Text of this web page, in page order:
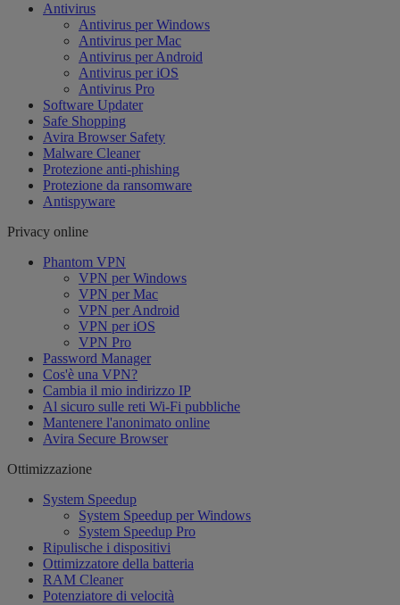
Antivirus
Antivirus per Windows
Antivirus per Mac
Antivirus per Android
Antivirus per iOS
Antivirus Pro
Software Updater
Safe Shopping
Avira Browser Safety
Malware Cleaner
Protezione anti-phishing
Protezione da ransomware
Antispyware
Privacy online
Phantom VPN
VPN per Windows
VPN per Mac
VPN per Android
VPN per iOS
VPN Pro
Password Manager
Cos'è una VPN?
Cambia il mio indirizzo IP
Al sicuro sulle reti Wi-Fi pubbliche
Mantenere l'anonimato online
Avira Secure Browser
Ottimizzazione
System Speedup
System Speedup per Windows
System Speedup Pro
Ripulische i dispositivi
Ottimizzatore della batteria
RAM Cleaner
Potenziatore di velocità